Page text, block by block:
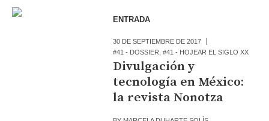
ENTRADA
30 DE SEPTIEMBRE DE 2017
#41 - DOSSIER ,#41 - HOJEAR EL SIGLO XX
Divulgación y
tecnología en México:
la revista Nonotza